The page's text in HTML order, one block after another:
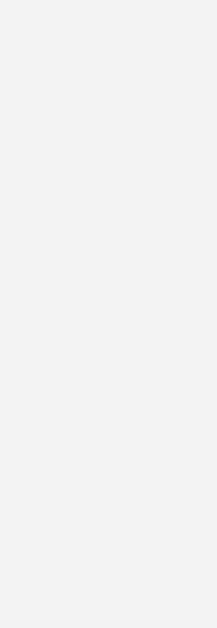
Charger-Generation passt
und die
Gerät drei Lademodi:
bidirektionales Laden